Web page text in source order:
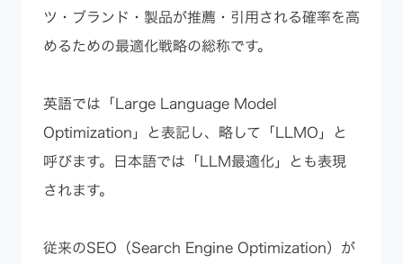
ツ・ブランド・製品が推薦・引用される確率を高
めるための最適化戦略の総称です。
英語では「Large Language Model
Optimization」と表記し、略して「LLMO」と
呼びます。日本語では「LLM最適化」とも表現
されます。
従来のSEO（Search Engine Optimization）が